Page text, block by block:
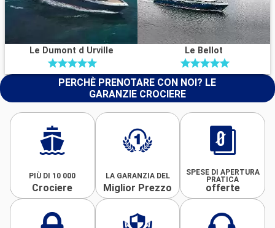
Le Dumont d Urville Le Bellot
PERCHÈ PRENOTARE CON NOI? LE
GARANZIE CROCIERE
PIÙ DI 10 000
Crociere
LA GARANZIA DEL
Miglior Prezzo
SPESE DI APERTURA
PRATICA
offerte